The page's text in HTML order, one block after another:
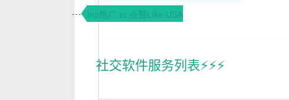
Ins推广 ɪɢ 点赞Like USA
社交软件服务列表⚡️⚡️⚡️